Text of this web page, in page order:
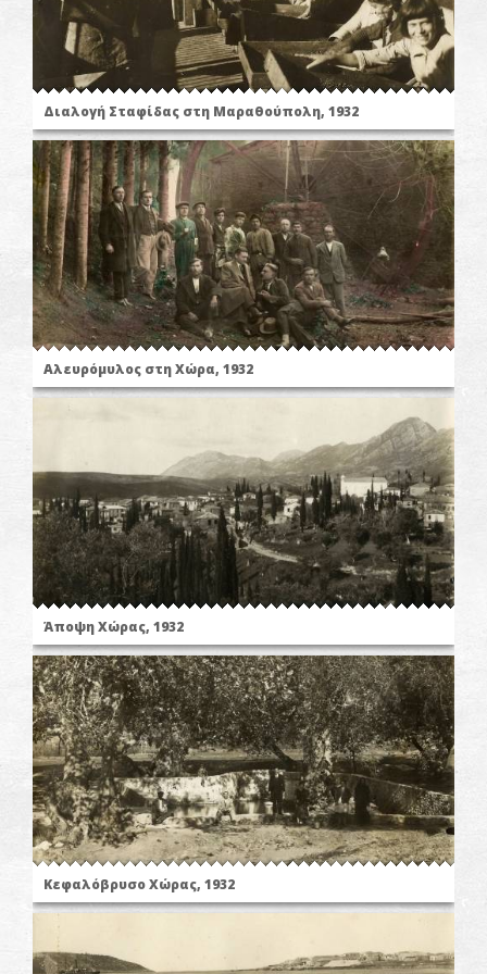
Διαλογή Σταφίδας στη Μαραθούπολη, 1932
Αλευρόμυλος στη Χώρα, 1932
Άποψη Χώρας, 1932
Κεφαλόβρυσο Χώρας, 1932